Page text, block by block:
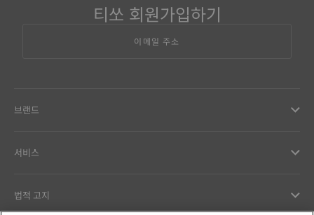
티쏘 회원가입하기
이메일 주소
브랜드
서비스
법적 고지